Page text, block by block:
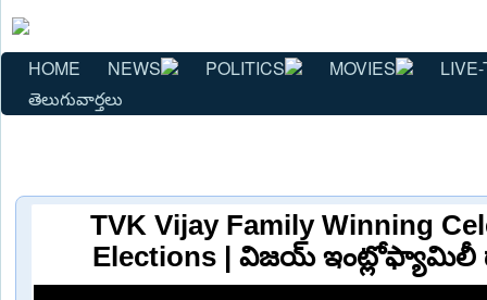
HOME NEWS POLITICS MOVIES
తెలుగువార్తలు
TVK Vijay Family Winning
Elections | విజయ్ ఇంట్లోఫ్యామిలీ